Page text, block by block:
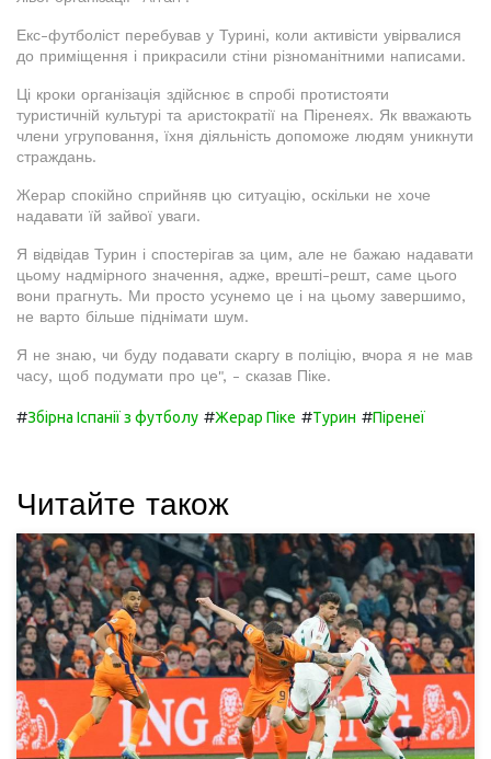
Екс-футболіст перебував у Турині, коли активісти увірвалися
до приміщення і прикрасили стіни різноманітними написами.
Ці кроки організація здійснює в спробі протистояти
туристичній культурі та аристократії на Піренеях. Як вважають
члени угруповання, їхня діяльність допоможе людям уникнути
страждань.
Жерар спокійно сприйняв цю ситуацію, оскільки не хоче
надавати їй зайвої уваги.
Я відвідав Турин і спостерігав за цим, але не бажаю надавати
цьому надмірного значення, адже, врешті-решт, саме цього
вони прагнуть. Ми просто усунемо це і на цьому завершимо,
не варто більше піднімати шум.
Я не знаю, чи буду подавати скаргу в поліцію, вчора я не мав
часу, щоб подумати про це", - сказав Піке.
#Збірна Іспанії з футболу #Жерар Піке #Турин #Піренеї
Читайте також